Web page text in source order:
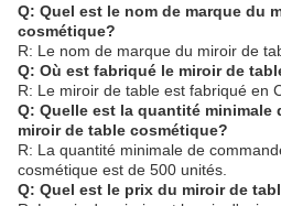
Q: Quel est le nom de marque du
cosmétique?
R: Le nom de marque du miroir de
Q: Où est fabriqué le miroir de
R: Le miroir de table est fabriqué en
Q: Quelle est la quantité minimale
miroir de table cosmétique?
R: La quantité minimale de
cosmétique est de 500 unités.
Q: Quel est le prix du miroir de